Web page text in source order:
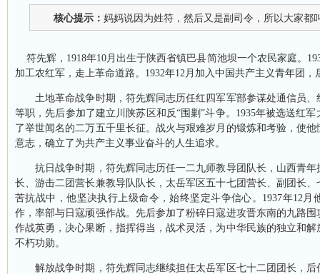
核心提示： 妈妈说因为姓符，然后又是副司令，所以大家都
符先辉 ， 1918年10月出生于陕西省镇巴县简池坝一个农民家庭。
加工农红军，走上革命道路。 1932年12月加入中国共产主义青年团，
土地革命战争时期，符先辉同志历任红四军军部参谋处通信员、
等职，先后参加了建立川陕苏区和反“围剿”斗争。 1935年被选送红军
了举世闻名的二万五千里长征。战火与艰难岁月的锻炼和考验，使
意志，确立了为共产主义事业奋斗的人生追求。
抗日战争时期，符先辉同志历任一二九师教导团队长，山西青年
长、游击二团营长兼教导队队长，太岳军区五十七团营长、副团长
苦抗战中，他坚决执行上级命令，始终坚定斗争信心。 1937年12月
作，率部与日寇顽强作战。先后参加了粉碎日寇进攻晋东南的九路
作战英勇，决心果断，指挥得当，战术灵活，为中华民族的独立和
不朽功勋。
解放战争时期，符先辉同志继续担任太岳军区七十二团团长，后